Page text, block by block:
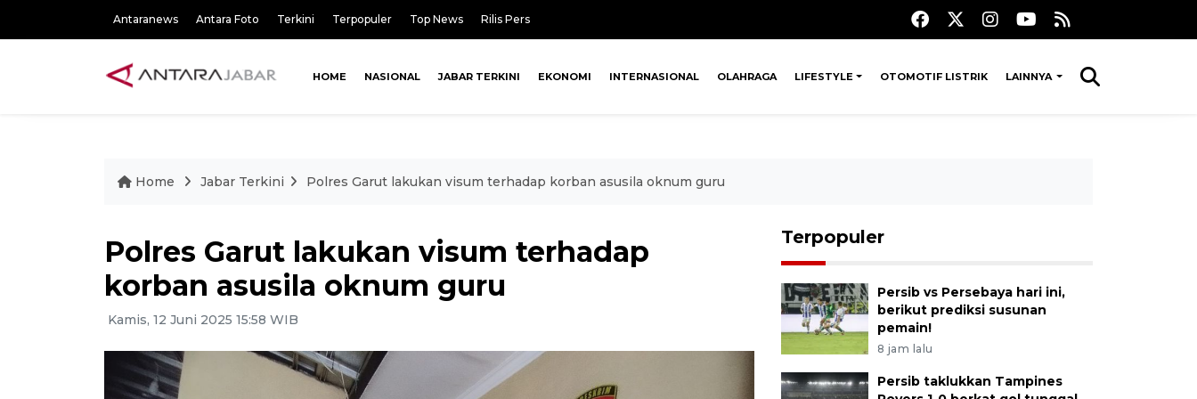
Antaranews Antara Foto Terkini Terpopuler Top News Rilis Pers
HOME NASIONAL JABAR TERKINI EKONOMI INTERNASIONAL OLAHRAGA LIFESTYLE OTOMOTIF LISTRIK LAINNYA
Home Jabar Terkini Polres Garut lakukan visum terhadap korban asusila oknum guru
Polres Garut lakukan visum terhadap
korban asusila oknum guru
Kamis, 12 Juni 2025 15:58 WIB
Terpopuler
Persib vs Persebaya hari ini,
berikut prediksi susunan
pemain!
8 jam lalu
Persib taklukkan Tampines